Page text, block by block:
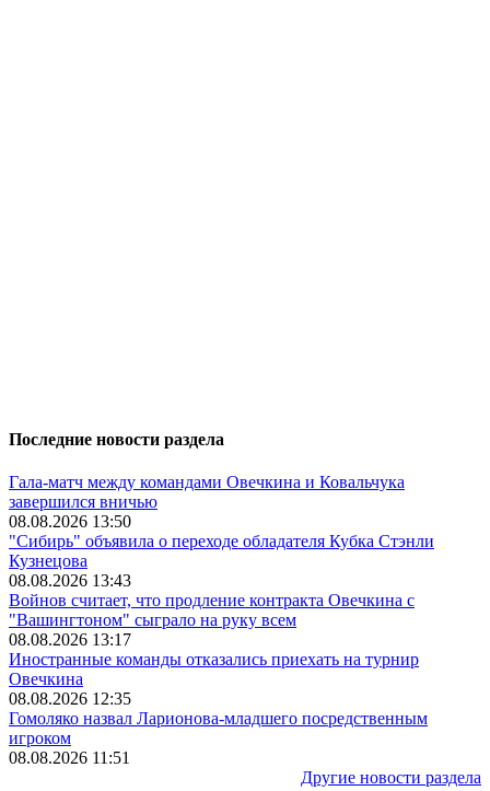
Последние новости раздела
Гала-матч между командами Овечкина и Ковальчука
завершился вничью
08.08.2026 13:50
"Сибирь" объявила о переходе обладателя Кубка Стэнли
Кузнецова
08.08.2026 13:43
Войнов считает, что продление контракта Овечкина с
"Вашингтоном" сыграло на руку всем
08.08.2026 13:17
Иностранные команды отказались приехать на турнир
Овечкина
08.08.2026 12:35
Гомоляко назвал Ларионова-младшего посредственным
игроком
08.08.2026 11:51
Другие новости раздела